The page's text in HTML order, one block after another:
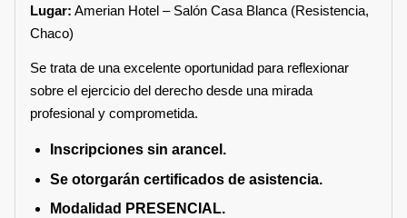
Lugar: Amerian Hotel – Salón Casa Blanca (Resistencia,
Chaco)
Se trata de una excelente oportunidad para reflexionar
sobre el ejercicio del derecho desde una mirada
profesional y comprometida.
Inscripciones sin arancel.
Se otorgarán certificados de asistencia.
Modalidad PRESENCIAL.